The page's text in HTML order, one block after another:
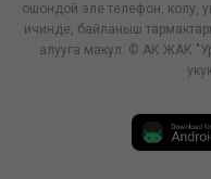
ошондой эле телефон, колу,
ичинде, байланыш
алууга макул. © АК ЖАК